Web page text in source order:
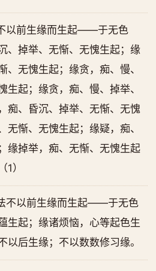
以前生缘而生起——于无色
、掉举、无惭、无愧生起；缘
、无愧生起；缘贪，痴、慢、
生起；缘贪，痴、慢、掉举、
痴、昏沉、掉举、无惭、无愧
无惭、无愧生起；缘疑，痴、
缘掉举，痴、无惭、无愧生起
1）
不以前生缘而生起——于无色
生起；缘诸烦恼，心等起色生
以后生缘；不以数数修习缘。